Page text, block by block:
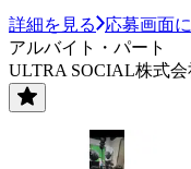
詳細を見る
応募画面
アルバイト・パート
ULTRA SOCIAL株式